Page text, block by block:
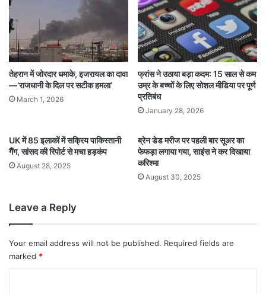
तेहरान में जोरदार धमाके, इजरायल का दावा
—‘राजधानी के दिल पर सटीक हमला’
March 1, 2026
फ्रांस ने उठाया बड़ा कदम: 15 साल से कम
उम्र के बच्चों के लिए सोशल मीडिया पर पूर्ण
प्रतिबंध
January 28, 2026
UK में 85 इलाकों में सक्रिय पाकिस्तानी
गैंग, सांसद की रिपोर्ट से मचा हड़कंप
August 28, 2025
ब्रेन डेड मरीज पर पहली बार सूअर का
फेफड़ा लगाया गया, साइंस ने कर दिखाया
करिश्मा
August 30, 2025
Leave a Reply
Your email address will not be published. Required fields are
marked *